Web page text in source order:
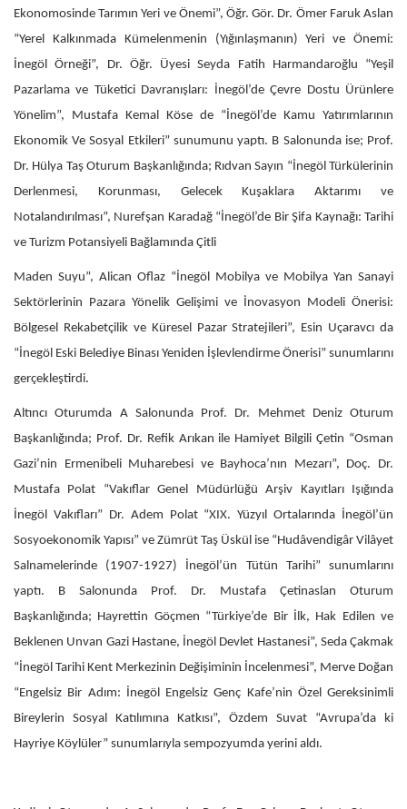
Ekonomosinde Tarımın Yeri ve Önemi”, Öğr. Gör. Dr. Ömer Faruk Aslan
“Yerel Kalkınmada Kümelenmenin (Yığınlaşmanın) Yeri ve Önemi:
İnegöl Örneği”, Dr. Öğr. Üyesi Seyda Fatih Harmandaroğlu “Yeşil
Pazarlama ve Tüketici Davranışları: İnegöl’de Çevre Dostu Ürünlere
Yönelim”, Mustafa Kemal Köse de “İnegöl’de Kamu Yatırımlarının
Ekonomik Ve Sosyal Etkileri” sunumunu yaptı. B Salonunda ise; Prof.
Dr. Hülya Taş Oturum Başkanlığında; Rıdvan Sayın “İnegöl Türkülerinin
Derlenmesi, Korunması, Gelecek Kuşaklara Aktarımı ve
Notalandırılması”, Nurefşan Karadağ “İnegöl’de Bir Şifa Kaynağı: Tarihi
ve Turizm Potansiyeli Bağlamında Çitli
Maden Suyu”, Alican Oflaz “İnegöl Mobilya ve Mobilya Yan Sanayi
Sektörlerinin Pazara Yönelik Gelişimi ve İnovasyon Modeli Önerisi:
Bölgesel Rekabetçilik ve Küresel Pazar Stratejileri”, Esin Uçaravcı da
“İnegöl Eski Belediye Binası Yeniden İşlevlendirme Önerisi” sunumlarını
gerçekleştirdi.
Altıncı Oturumda A Salonunda Prof. Dr. Mehmet Deniz Oturum
Başkanlığında; Prof. Dr. Refik Arıkan ile Hamiyet Bilgili Çetin “Osman
Gazi’nin Ermenibeli Muharebesi ve Bayhoca’nın Mezarı”, Doç. Dr.
Mustafa Polat “Vakıflar Genel Müdürlüğü Arşiv Kayıtları Işığında
İnegöl Vakıfları” Dr. Adem Polat “XIX. Yüzyıl Ortalarında İnegöl’ün
Sosyoekonomik Yapısı” ve Zümrüt Taş Üskül ise “Hudâvendigâr Vilâyet
Salnamelerinde (1907-1927) İnegöl’ün Tütün Tarihi” sunumlarını
yaptı. B Salonunda Prof. Dr. Mustafa Çetinaslan Oturum
Başkanlığında; Hayrettin Göçmen “Türkiye’de Bir İlk, Hak Edilen ve
Beklenen Unvan Gazi Hastane, İnegöl Devlet Hastanesi”, Seda Çakmak
“İnegöl Tarihi Kent Merkezinin Değişiminin İncelenmesi”, Merve Doğan
“Engelsiz Bir Adım: İnegöl Engelsiz Genç Kafe’nin Özel Gereksinimli
Bireylerin Sosyal Katılımına Katkısı”, Özdem Suvat “Avrupa’da ki
Hayriye Köylüler” sunumlarıyla sempozyumda yerini aldı.